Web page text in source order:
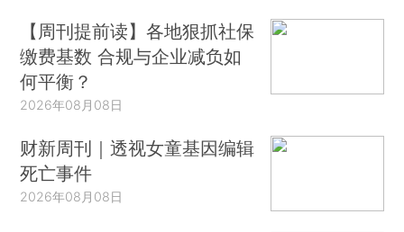
【周刊提前读】各地狠抓社保
缴费基数 合规与企业减负如
何平衡？
2026年08月08日
财新周刊｜透视女童基因编辑
死亡事件
2026年08月08日